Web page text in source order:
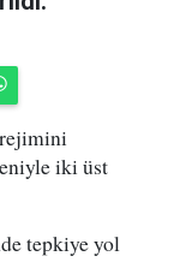
iki üst
tepkiye yol